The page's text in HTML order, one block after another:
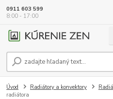
0911 603 599
8:00 - 17:00
Úvod Radiátory a konvektory
radiátora